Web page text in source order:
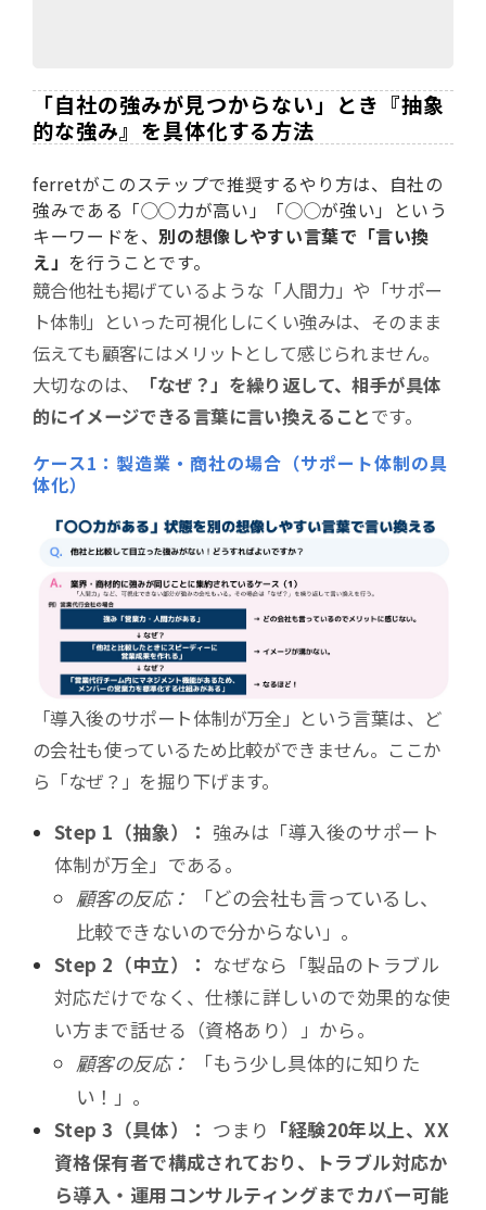
「自社の強みが見つからない」とき『抽象
的な強み』を具体化する方法
ferretがこのステップで推奨するやり方は、自社の
強みである「◯◯力が高い」「◯◯が強い」という
キーワードを、別の想像しやすい言葉で「言い換
え」 を行うことです。
競合他社も掲げているような「人間力」や「サポー
ト体制」といった可視化しにくい強みは、そのまま
伝えても顧客にはメリットとして感じられません。
大切なのは、
「なぜ？」を繰り返して、相手が具体
的にイメージできる言葉に言い換えることです。
ケース1：製造業・商社の場合（サポート体制の具
体化）
「導入後のサポート体制が万全」という言葉は、ど
の会社も使っているため比較ができません。ここか
ら「なぜ？」を掘り下げます。
Step 1（抽象）： 強みは「導入後のサポート
体制が万全」である。
顧客の反応：
「どの会社も言っているし、
比較できないので分からない」。
Step 2（中立）： なぜなら「製品のトラブル
対応だけでなく、仕様に詳しいので効果的な使
い方まで話せる（資格あり）」から。
顧客の反応：
「もう少し具体的に知りた
い！」。
Step 3（具体）： つまり 「経験20年以上、XX
資格保有者で構成されており、トラブル対応か
ら導入・運用コンサルティングまでカバー可能